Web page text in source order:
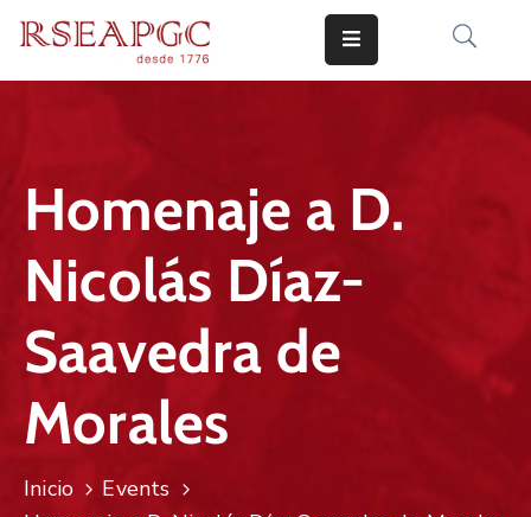
COMUNICADOS
CONOCERNOS
CONTACTO
Homenaje a D.
Nicolás Díaz-
Saavedra de
Morales
Inicio
Events